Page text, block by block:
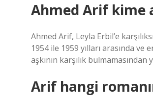
Ahmed Arif kime
Ahmed Arif, Leyla Erbil’e
1954 ile 1959 yılları arasında
aşkının karşılık bulmamasından
Arif hangi